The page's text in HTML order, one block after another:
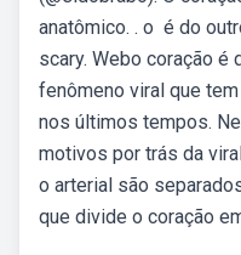
anatômico. . o ️ é do
scary. Webo coração é
fenômeno viral que
nos últimos tempos.
motivos por trás da
o arterial são
que divide o coração